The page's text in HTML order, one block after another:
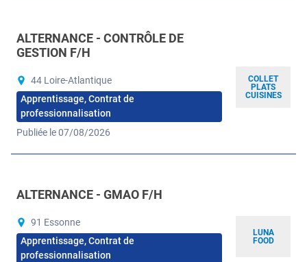
COLLET
PLATS
CUISINES
ALTERNANCE - CONTRÔLE DE
GESTION F/H
44 Loire-Atlantique
Apprentissage, Contrat de
professionnalisation
Publiée le 07/08/2026
LUNA
FOOD
ALTERNANCE - GMAO F/H
91 Essonne
Apprentissage, Contrat de
professionnalisation